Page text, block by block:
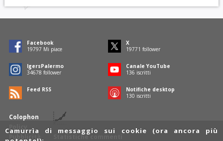
Colophon
Policy
Pubblicità
Statistiche commenti
Facebook
19797 Mi piace
X
19771 follower
IgersPalermo
34678 follower
Canale YouTube
136 iscritti
Feed RSS
Notifiche desktop
130 iscritti
Camurrìa di messaggio sui cookie (ora ancora più